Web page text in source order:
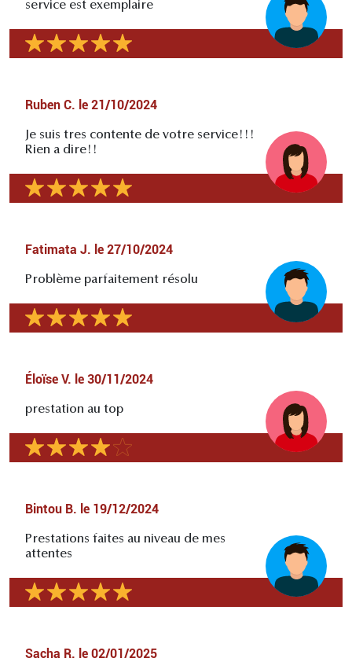
service est exemplaire
Ruben C. le 21/10/2024
Je suis tres contente de votre service!!!
Rien a dire!!
Fatimata J. le 27/10/2024
Problème parfaitement résolu
Éloïse V. le 30/11/2024
prestation au top
Bintou B. le 19/12/2024
Prestations faites au niveau de mes
attentes
Sacha R. le 02/01/2025